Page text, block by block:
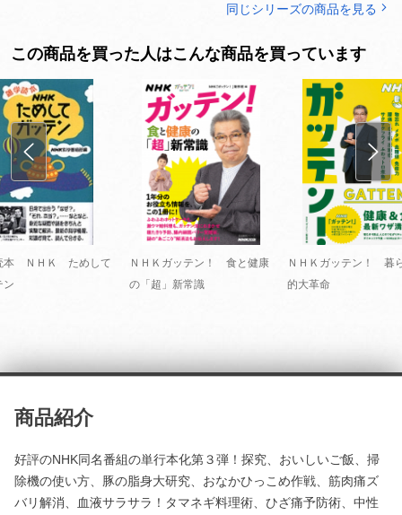
同じシリーズの商品を見る
この商品を買った人はこんな商品を買っています
本 ＮＨＫ ためして
ン
ＮＨＫガッテン！ 食と健康
の「超」新常識
ＮＨＫガッテン！ 暮
的大革命
商品紹介
好評のNHK同名番組の単行本化第３弾！探究、おいしいご飯、掃
除機の使い方、豚の脂身大研究、おなかひっこめ作戦、筋肉痛ズ
バリ解消、血液サラサラ！タマネギ料理術、ひざ痛予防術、中性